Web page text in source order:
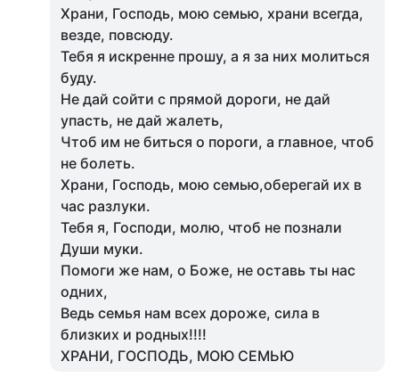
Храни, Господь, мою семью, храни всегда,
везде, повсюду.
Тебя я искренне прошу, а я за них молиться
буду.
Не дай сойти с прямой дороги, не дай
упасть, не дай жалеть,
Чтоб им не биться о пороги, а главное, чтоб
не болеть.
Храни, Господь, мою семью,оберегай их в
час разлуки.
Тебя я, Господи, молю, чтоб не познали
Души муки.
Помоги же нам, о Боже, не оставь ты нас
одних,
Ведь семья нам всех дороже, сила в
близких и родных!!!!
ХРАНИ, ГОСПОДЬ, МОЮ СЕМЬЮ